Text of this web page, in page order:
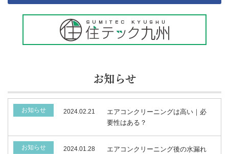
お知らせ
お知らせ 2024.02.21
エアコンクリーニングは高い｜必
要性はある？
お知らせ 2024.01.28
エアコンクリーニング後の水漏れ